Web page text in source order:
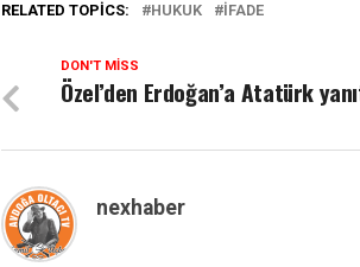
RELATED TOPICS: HUKUK IFADE
DON'T MISS
Özel’den Erdoğan’a Atatürk
nexhaber